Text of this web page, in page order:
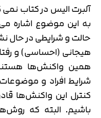
آلبرت الیس در کتاب
به این موضوع اشاره
حالت و شرایطی در حال
هیجانی (احساسی) و
همین واکنش‌ها
شرایط افراد و
کنترل این واکنش‌ها
باشیم. البته که